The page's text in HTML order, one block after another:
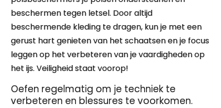
beschermen tegen letsel. Door altijd
beschermende kleding te dragen, kun je met een
gerust hart genieten van het schaatsen en je focus
leggen op het verbeteren van je vaardigheden op
het ijs. Veiligheid staat voorop!
Oefen regelmatig om je techniek te
verbeteren en blessures te voorkomen.